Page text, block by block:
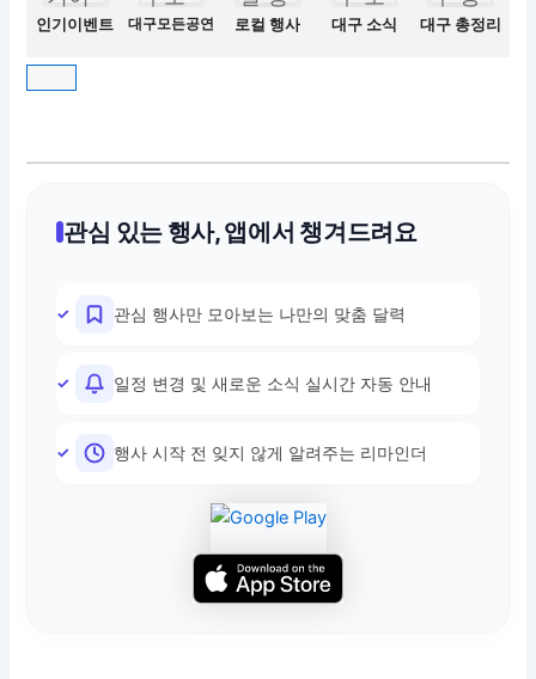
인기이벤트 대구모든공연 로컬 행사 대구 소식 대구 총정리
관심 있는 행사, 앱에서 챙겨드려요
관심 행사만 모아보는 나만의 맞춤 달력
일정 변경 및 새로운 소식 실시간 자동 안내
행사 시작 전 잊지 않게 알려주는 리마인더